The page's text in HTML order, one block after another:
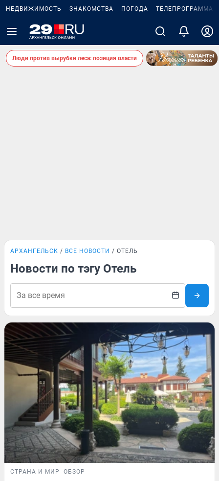
НЕДВИЖИМОСТЬ ЗНАКОМСТВА ПОГОДА ТЕЛЕПРОГРАММА
Люди против вырубки леса: позиция власти
АРХАНГЕЛЬСК ВСЕ НОВОСТИ ОТЕЛЬ
Новости по тэгу Отель
СТРАНА И МИР ОБЗОР